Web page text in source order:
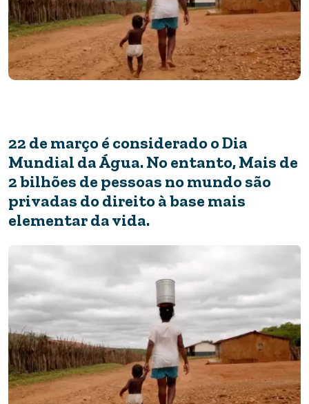
22 de março é considerado o Dia
Mundial da Água. No entanto, Mais de
2 bilhões de pessoas no mundo são
privadas do direito à base mais
elementar da vida.